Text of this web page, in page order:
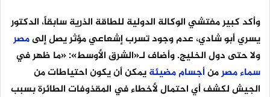
وأكد كبير مفتشي الوكالة الدولية للطاقة الذرية سابقاً، الدكتور
يسري أبو شادي، عدم وجود تسرب إشعاعي مؤثر يصل إلىمصر
ولا حتى دول الخليج. وأضاف لـ«الشرق الأوسط»: «ما ظهر في
سماءمصرمنأجساممضيئةيمكن أن يكون احتياطات من
الجيش لكشف أي احتمال لأخطاء في المقذوفات الطائرة بسبب